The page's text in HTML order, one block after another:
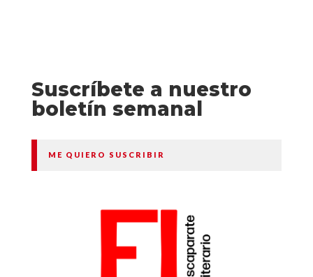
Suscríbete a nuestro
boletín semanal
ME QUIERO SUSCRIBIR